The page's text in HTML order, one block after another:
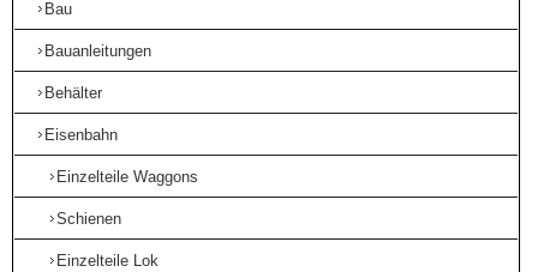
Bau
Bauanleitungen
Behälter
Eisenbahn
Einzelteile Waggons
Schienen
Einzelteile Lok